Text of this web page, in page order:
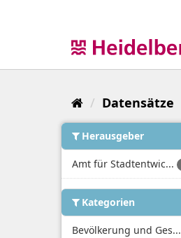
Datensätze
Herausgeber
Amt für Stadtentwic...
Kategorien
Bevölkerung und Ges...